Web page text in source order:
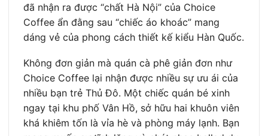
đã nhận ra được “chất Hà Nội” của Choice
Coffee ẩn đằng sau “chiếc áo khoác” mang
dáng vẻ của phong cách thiết kế kiểu Hàn Quốc.
Không đơn giản mà quán cà phê giản đơn như
Choice Coffee lại nhận được nhiều sự ưu ái của
nhiều bạn trẻ Thủ Đô. Một chiếc quán bé xinh
ngay tại khu phố Vân Hồ, sở hữu hai khuôn viên
khá khiêm tốn là vỉa hè và phòng máy lạnh. Bạn